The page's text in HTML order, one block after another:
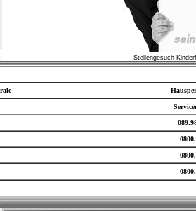
Stellengesuch